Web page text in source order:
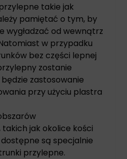
takie jak
pamiętać o tym, by
wygładzać od wewnątrz
w przypadku
bez części lepnej
zostanie
zastosowanie
przy użyciu plastra
jak okolice kości
są specjalnie
przylepne.